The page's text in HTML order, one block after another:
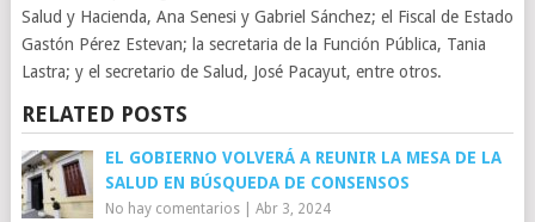
Salud y Hacienda, Ana Senesi y Gabriel Sánchez; el Fiscal de Estado
Gastón Pérez Estevan; la secretaria de la Función Pública, Tania
Lastra; y el secretario de Salud, José Pacayut, entre otros.
RELATED POSTS
EL GOBIERNO VOLVERÁ A REUNIR LA MESA DE LA
SALUD EN BÚSQUEDA DE CONSENSOS
No hay comentarios| Abr 3, 2024